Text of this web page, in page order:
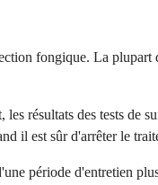
fongique. La plupart
résultats des tests de
il est sûr d'arrêter le
période d'entretien